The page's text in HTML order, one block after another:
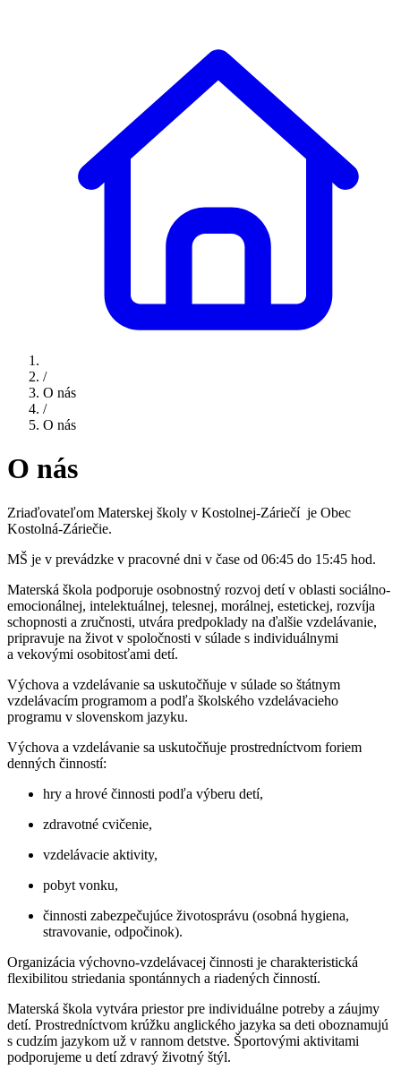
/
O nás
/
O nás
O nás
Zriaďovateľom Materskej školy v Kostolnej-Záriečí je Obec
Kostolná-Záriečie.
MŠ je v prevádzke v pracovné dni v čase od 06:45 do 15:45 hod.
Materská škola podporuje osobnostný rozvoj detí v oblasti sociálno-
emocionálnej, intelektuálnej, telesnej, morálnej, estetickej, rozvíja
schopnosti a zručnosti, utvára predpoklady na ďalšie vzdelávanie,
pripravuje na život v spoločnosti v súlade s individuálnymi
a vekovými osobitosťami detí.
Výchova a vzdelávanie sa uskutočňuje v súlade so štátnym
vzdelávacím programom a podľa školského vzdelávacieho
programu v slovenskom jazyku.
Výchova a vzdelávanie sa uskutočňuje prostredníctvom foriem
denných činností:
hry a hrové činnosti podľa výberu detí,
zdravotné cvičenie,
vzdelávacie aktivity,
pobyt vonku,
činnosti zabezpečujúce životosprávu (osobná hygiena,
stravovanie, odpočinok).
Organizácia výchovno-vzdelávacej činnosti je charakteristická
flexibilitou striedania spontánnych a riadených činností.
Materská škola vytvára priestor pre individuálne potreby a záujmy
detí. Prostredníctvom krúžku anglického jazyka sa deti oboznamujú
s cudzím jazykom už v rannom detstve. Športovými aktivitami
podporujeme u detí zdravý životný štýl.